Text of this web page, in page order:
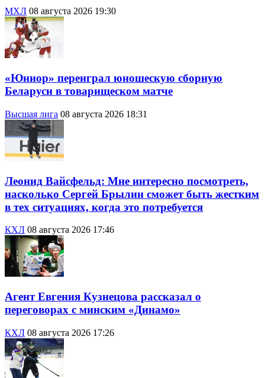
МХЛ 08 августа 2026 19:30
«Юниор» переиграл юношескую сборную
Беларуси в товарищеском матче
Высшая лига 08 августа 2026 18:31
Леонид Вайсфельд: Мне интересно посмотреть,
насколько Сергей Брылин сможет быть жестким
в тех ситуациях, когда это потребуется
КХЛ 08 августа 2026 17:46
Агент Евгения Кузнецова рассказал о
переговорах с минским «Динамо»
КХЛ 08 августа 2026 17:26